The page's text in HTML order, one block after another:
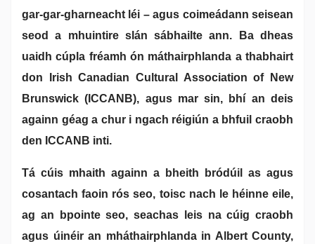
gar-gar-gharneacht léi – agus coimeádann seisean
seod a mhuintire slán sábhailte ann. Ba dheas
uaidh cúpla fréamh ón máthairphlanda a thabhairt
don Irish Canadian Cultural Association of New
Brunswick (ICCANB), agus mar sin, bhí an deis
againn géag a chur i ngach réigiún a bhfuil craobh
den ICCANB inti.
Tá cúis mhaith againn a bheith bródúil as agus
cosantach faoin rós seo, toisc nach le héinne eile,
ag an bpointe seo, seachas leis na cúig craobh
agus úinéir an mháthairphlanda in Albert County,